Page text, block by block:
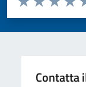
Valuta 3
Valuta 2
Valuta 1 stelle
Contatta